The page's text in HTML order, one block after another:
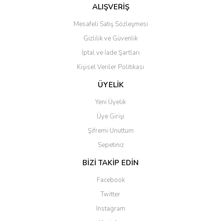
Bu ürüne benzer farklı alternatifler olmalı.
Gönder
ALIŞVERİŞ
Mesafeli Satış Sözleşmesi
Gizlilik ve Güvenlik
İptal ve İade Şartları
Kişisel Veriler Politikası
ÜYELİK
Yeni Üyelik
Üye Girişi
Şifremi Unuttum
Sepetiniz
BİZİ TAKİP EDİN
Facebook
Twitter
Instagram